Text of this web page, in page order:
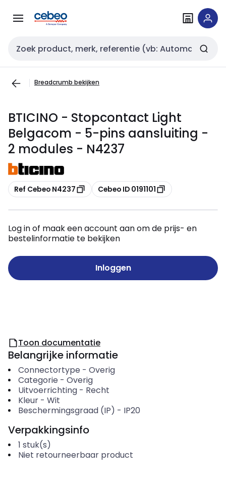
naar
naar
Zoekveld invoer
Breadcrumb bekijken
BTICINO - Stopcontact Light
Belgacom - 5-pins aansluiting -
2 modules - N4237
Kopiëren
Ref Cebeo N4237 Kopiëren
Cebeo ID 0191101
Log in of maak een account aan om de prijs- en
bestelinformatie te bekijken
Inloggen
Toon documentatie
Belangrijke informatie
Connectortype - Overig
Categorie - Overig
Uitvoerrichting- Recht
Kleur- Wit
Beschermingsgraad (IP) - IP20
Verpakkingsinfo
1 stuk(s)
Niet retourneerbaar product